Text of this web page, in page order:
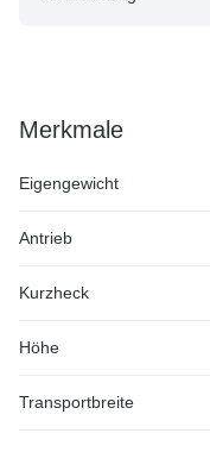
Merkmale
Eigengewicht
Antrieb
Kurzheck
Höhe
Transportbreite